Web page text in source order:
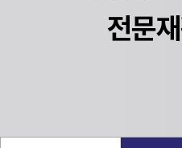
전문